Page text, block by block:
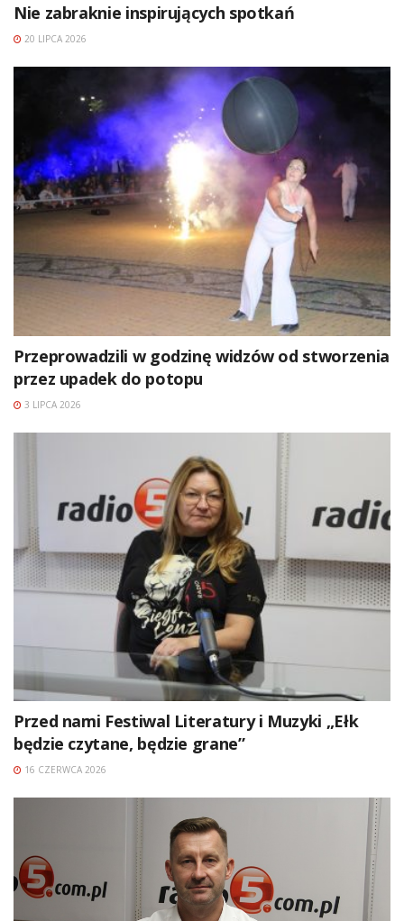
Nie zabraknie inspirujących spotkań
20 LIPCA 2026
Przeprowadzili w godzinę widzów od stworzenia
przez upadek do potopu
3 LIPCA 2026
Przed nami Festiwal Literatury i Muzyki „Ełk
będzie czytane, będzie grane”
16 CZERWCA 2026